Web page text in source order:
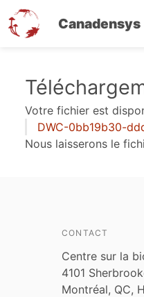
Canadensys
contenu
principal
Votre fichier est
DWC-0bb19b30-
Nous laisserons le
CONTACT
Centre sur la
4101
Montréal, QC,